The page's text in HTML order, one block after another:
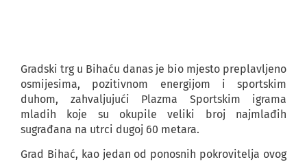
Gradski trg u Bihaću danas je bio mjesto preplavljeno
osmijesima, pozitivnom energijom i sportskim
duhom, zahvaljujući Plazma Sportskim igrama
mladih koje su okupile veliki broj najmlađih
sugrađana na utrci dugoj 60 metara.
Grad Bihać, kao jedan od ponosnih pokrovitelja ovog